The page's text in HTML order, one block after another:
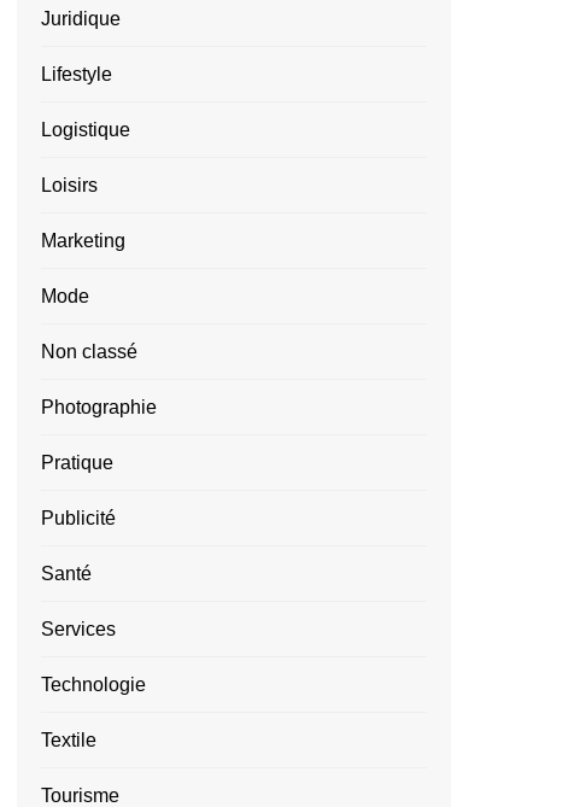
Juridique
Lifestyle
Logistique
Loisirs
Marketing
Mode
Non classé
Photographie
Pratique
Publicité
Santé
Services
Technologie
Textile
Tourisme